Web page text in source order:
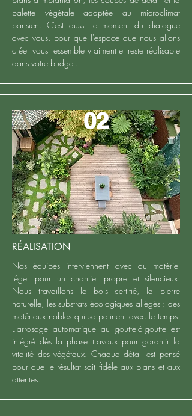
palette végétale adaptée au microclimat
parisien. C'est aussi le moment du dialogue
avec vous, pour que l'espace que nous allons
créer vous ressemble vraiment et reste réalisable
dans votre budget.
02
RÉALISATION
Nos équipes interviennent avec du matériel
léger pour un chantier propre et silencieux.
Nous travaillons le bois certifié, la pierre
naturelle, les substrats écologiques allégés : des
matériaux nobles qui se patinent avec le temps.
L'arrosage automatique au goutte-à-goutte est
intégré dès la phase travaux pour garantir la
vitalité des végétaux. Chaque détail est pensé
pour que le résultat soit fidèle aux plans et aux
attentes.